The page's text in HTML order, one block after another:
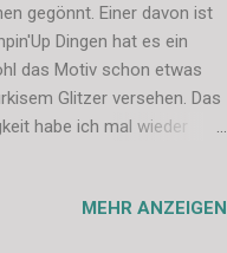
gegönnt. Einer davon ist
Dingen hat es ein
das Motiv schon etwas
Glitzer versehen. Das
habe ich mal wieder
immer die benutzt. Liebe
MEHR ANZEIGEN